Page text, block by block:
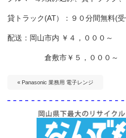
貸トラック(AT）：９０分間無料(受
配送：岡山市内 ￥４，０００～
倉敷市￥５，０００～
« Panasonic 業務用 電子レンジ